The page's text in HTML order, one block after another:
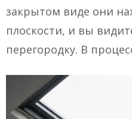
закрытом виде они
плоскости, и вы
перегородку. В